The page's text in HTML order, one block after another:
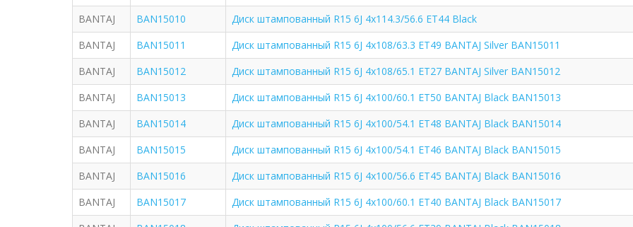
BANTAJ
BAN15010
Диск штампованный R15 6J 4x114.3/56.6 ET44 Black
BANTAJ
BAN15011
Диск штампованный R15 6J 4x108/63.3 ET49 BANTAJ Silver BAN15011
BANTAJ
BAN15012
Диск штампованный R15 6J 4x108/65.1 ET27 BANTAJ Silver BAN15012
BANTAJ
BAN15013
Диск штампованный R15 6J 4x100/60.1 ET50 BANTAJ Black BAN15013
BANTAJ
BAN15014
Диск штампованный R15 6J 4x100/54.1 ET48 BANTAJ Black BAN15014
BANTAJ
BAN15015
Диск штампованный R15 6J 4x100/54.1 ET46 BANTAJ Black BAN15015
BANTAJ
BAN15016
Диск штампованный R15 6J 4x100/56.6 ET45 BANTAJ Black BAN15016
BANTAJ
BAN15017
Диск штампованный R15 6J 4x100/60.1 ET40 BANTAJ Black BAN15017